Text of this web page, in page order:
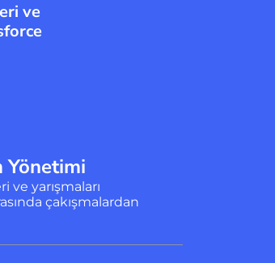
ve
Yönetimi
ve yarışmaları
çakışmalardan